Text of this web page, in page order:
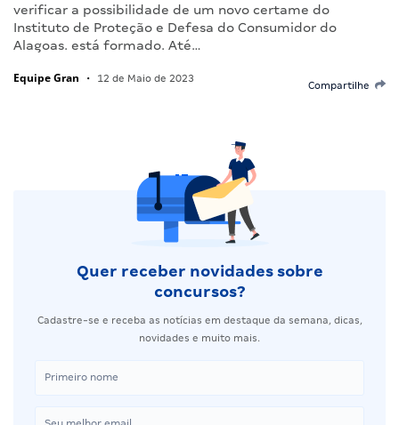
verificar a possibilidade de um novo certame do
Instituto de Proteção e Defesa do Consumidor do
Alagoas. está formado. Até…
Equipe Gran • 12 de Maio de 2023
Compartilhe
Quer receber novidades sobre
concursos?
Cadastre-se e receba as notícias em destaque da semana, dicas,
novidades e muito mais.